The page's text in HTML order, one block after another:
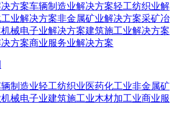
方案车辆制造业解决方案轻工纺织业解
业解决方案非金属矿业解决方案采矿冶
机械电子业解决方案建筑施工业解决方案
方案商业服务业解决方案
制造业轻工纺织业医药化工业非金属矿
机械电子业建筑施工业木材加工业商业服